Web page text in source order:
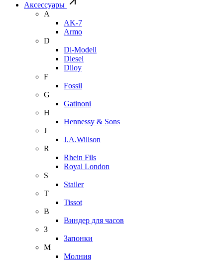
Аксессуары
A
AK-7
Armo
D
Di-Modell
Diesel
Diloy
F
Fossil
G
Gatinoni
H
Hennessy & Sons
J
J.A.Willson
R
Rhein Fils
Royal London
S
Stailer
T
Tissot
В
Виндер для часов
З
Запонки
М
Молния